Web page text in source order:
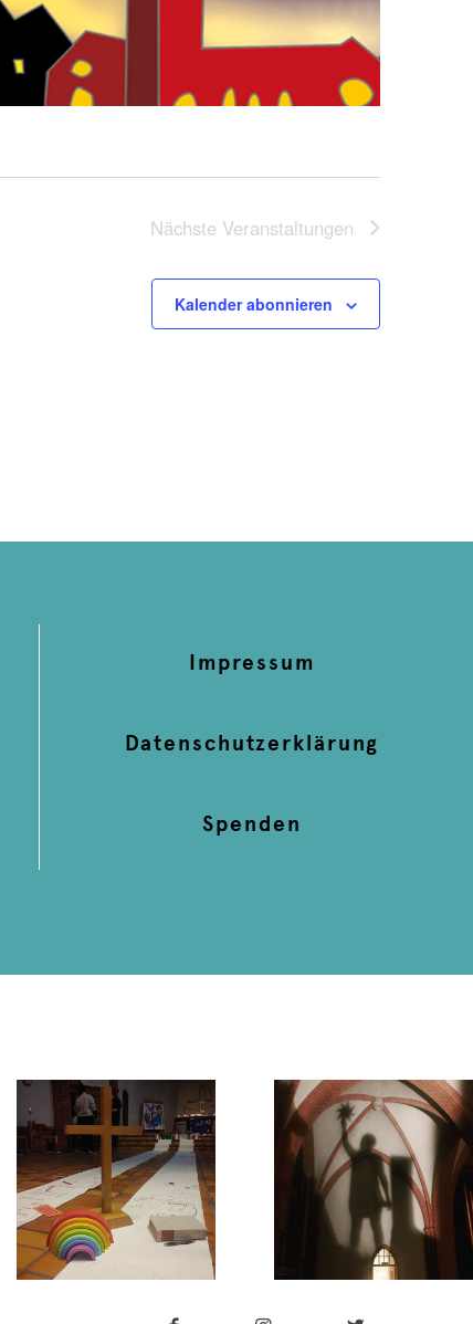
Nächste Veranstaltungen
Kalender abonnieren
Impressum
Datenschutzerklärung
Spenden